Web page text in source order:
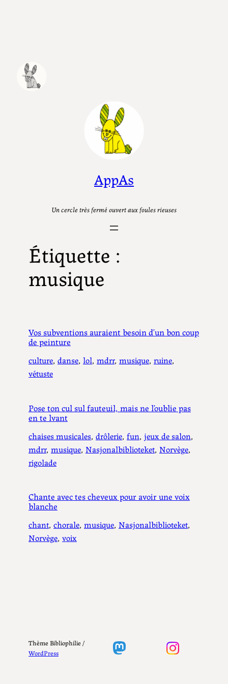
AppAs
Un cercle très fermé ouvert aux foules rieuses
Étiquette :
musique
Vos subventions auraient besoin d’un bon coup
de peinture
culture, danse, lol, mdrr, musique, ruine
vétuste
Pose ton cul sul fauteuil, mais ne l’oublie pas
en te lvant
chaises musicales, drôlerie, fun, jeux de salon
mdrr, musique, Nasjonalbiblioteket, Norvège
rigolade
Chante avec tes cheveux pour avoir une voix
blanche
chant, chorale, musique, Nasjonalbiblioteket
Norvège, voix
Thème Bibliophilie /
WordPress